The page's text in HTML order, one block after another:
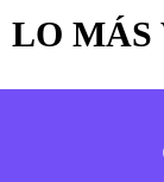
LO MÁS